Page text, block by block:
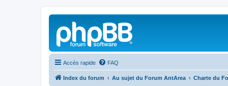
Accès rapide FAQ
Index du forum Au sujet du Forum AntArea Charte du